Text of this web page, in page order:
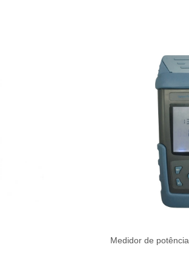
Medidor de